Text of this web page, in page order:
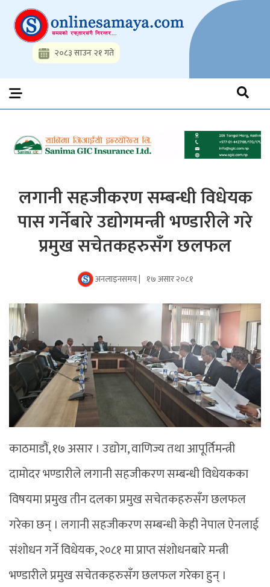
content
Onlinesamaya.com
Nepal News Portal, Business, Hot News, Interview, Opinions,
Politics, Science, Technology, Social, Media, Sports, Youth, Model
Watch, Movies
२०८३ साउन २१ गते
लगानी सहजीकरण सम्बन्धी विधेयक
पास गर्नेबारे उद्योगमन्त्री भण्डारीले गरे
प्रमुख सचेतकहरुसँग छलफल
अनलाइनसमय | १७ असार २०८१
काठमाडौं, १७ असार । उद्योग, वाणिज्य तथा आपूर्तिमन्त्री
दामोदर भण्डारीले लगानी सहजीकरण सम्बन्धी विधेयकका
विषयमा प्रमुख तीन दलका प्रमुख सचेतकहरुसँग छलफल
गरेका छन् । लगानी सहजीकरण सम्बन्धी केही नेपाल ऐनलाई
संशोधन गर्ने विधेयक, २०८१ मा प्राप्त संशोधनबारे मन्त्री
भण्डारीले प्रमुख सचेतकहरुसँग छलफल गरेका हुन् ।